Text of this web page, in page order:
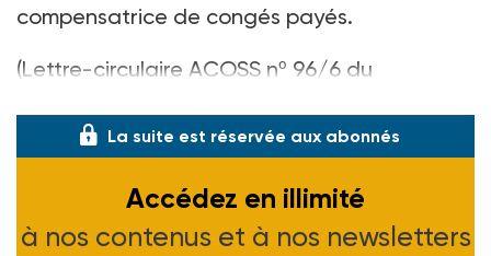
compensatrice de congés payés.
(Lettre-circulaire ACOSS nº 96/6 du
La suite est réservée aux abonnés
Accédez en illimité
à nos contenus et à nos newsletters